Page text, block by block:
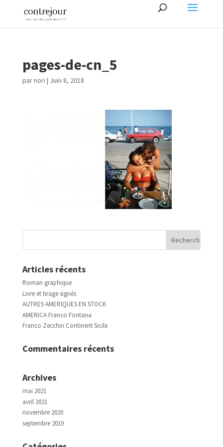
pages-de-cn_5
parnori | Juin 8, 2018
Articles récents
Roman graphique
Livre et tirage signés
AUTRES AMERIQUES EN STOCK
AMERICA Franco Fontana
Franco Zecchin Continent Sicile
Commentaires récents
Archives
mai 2021
avril 2021
novembre 2020
septembre 2019